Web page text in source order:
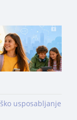
usposabljanje